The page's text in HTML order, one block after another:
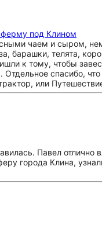
ферму под Клином
чаем и сыром,
барашки, телята,
к тому, чтобы
спасибо,
Павел отлично
города Клина,